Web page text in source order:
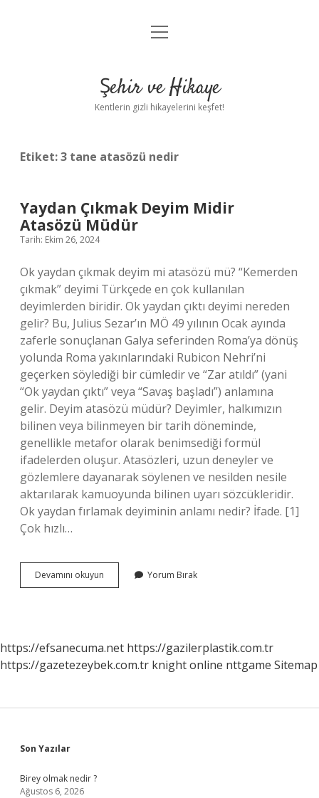
Anasayfa
Yasal Uyarı
menüyü
Şehir ve Hikaye
Kentlerin gizli hikayelerini keşfet!
Etiket:3 tane atasözü nedir
Yaydan Çıkmak Deyim Midir
Atasözü Müdür
Tarih: Ekim 26, 2024
Ok yaydan çıkmak deyim mi atasözü mü? “Kemerden
çıkmak” deyimi Türkçede en çok kullanılan
deyimlerden biridir. Ok yaydan çıktı deyimi nereden
gelir? Bu, Julius Sezar’ın MÖ 49 yılının Ocak ayında
zaferle sonuçlanan Galya seferinden Roma’ya dönüş
yolunda Roma yakınlarındaki Rubicon Nehri’ni
geçerken söylediği bir cümledir ve “Zar atıldı” (yani
“Ok yaydan çıktı” veya “Savaş başladı”) anlamına
gelir. Deyim atasözü müdür? Deyimler, halkımızın
bilinen veya bilinmeyen bir tarih döneminde,
genellikle metafor olarak benimsediği formül
ifadelerden oluşur. Atasözleri, uzun deneyler ve
gözlemlere dayanarak söylenen ve nesilden nesile
aktarılarak kamuoyunda bilinen uyarı sözcükleridir.
Ok yaydan fırlamak deyiminin anlamı nedir? İfade. [1]
Çok hızlı…
Devamını okuyun
Çıkmak
Yorum Bırak
https://efsanecuma.net https://gazilerplastik.com.tr
https://gazetezeybek.com.tr knight online nttgame Sitemap
Sidebar
Son Yazılar
Birey olmak nedir ?
Ağustos 6, 2026